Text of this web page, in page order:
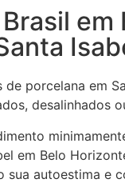
em
porcelana em
desalinhados
em Belo
sua autoestima e